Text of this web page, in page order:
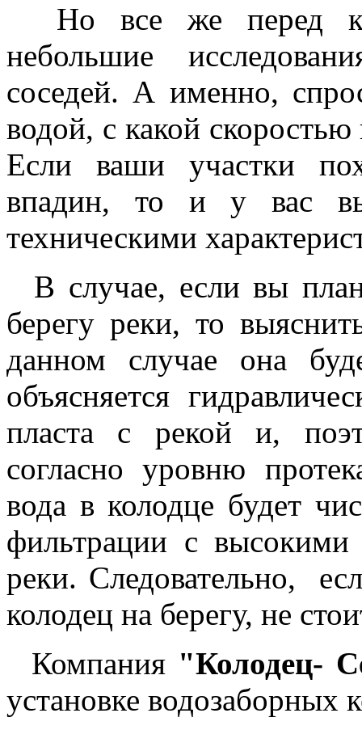
Но все же перед
небольшие
соседей. А именно,
водой, с какой скоростью
Если ваши участки
впадин, то и у вас
техническими
В случае, если вы
берегу реки, то
данном случае она
объясняется
пласта с рекой и,
согласно уровню
вода в колодце будет
фильтрации с высокими
реки. Следовательно,
колодец на берегу, не
Компания "Колодец-
установке водозаборных